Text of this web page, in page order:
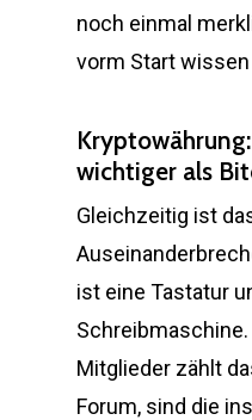
noch einmal
vorm Start
wichtiger als
Gleichzeitig ist
ist eine Tastatur
Schreibmaschine.
Mitglieder zählt
Forum, sind die